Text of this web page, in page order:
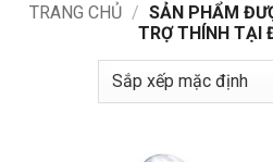
TRANG CHỦ / SẢN PHẨM
TRỢ THÍNH TẠI